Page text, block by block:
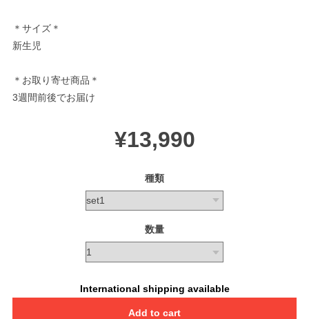
＊サイズ＊
新生児
＊お取り寄せ商品＊
3週間前後でお届け
¥13,990
種類
数量
International shipping available
Add to cart